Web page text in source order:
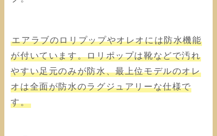
エアラブのロリプップやオレオには防水機能
が付いています。ロリポップは靴などで汚れ
やすい足元のみが防水、最上位モデルのオレ
オは全面が防水のラグジュアリーな仕様で
す。